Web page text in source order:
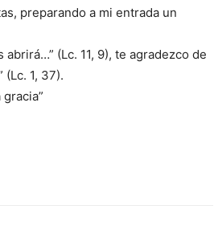
preparando a mi entrada un
(Lc. 11, 9), te agradezco de
1, 37).